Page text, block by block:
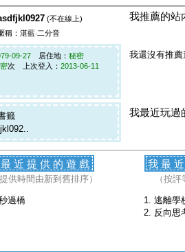
(不在線上)
稱：湛藍‧二分音
09-27 居住地： 秘密
次 上次登入： 2013-06-11
籤
我推薦的站
我還沒有推
我最近玩過
近提供的遊戲
提供時間由新到舊排序）
過橋
我最
（按
逃離學
反向思